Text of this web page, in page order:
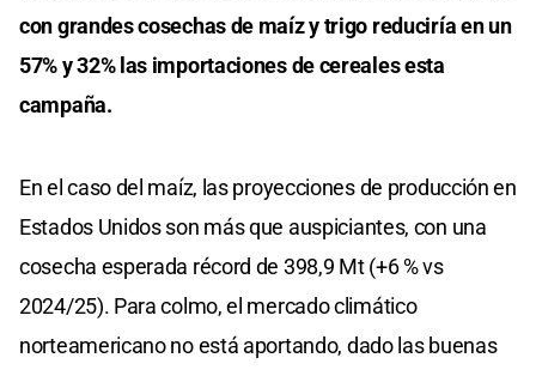
con grandes cosechas de maíz y trigo reduciría en un
57% y 32% las importaciones de cereales esta
campaña.
En el caso del maíz, las proyecciones de producción en
Estados Unidos son más que auspiciantes, con una
cosecha esperada récord de 398,9 Mt (+6 % vs
2024/25). Para colmo, el mercado climático
norteamericano no está aportando, dado las buenas